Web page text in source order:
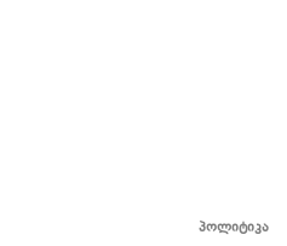
პოლიტიკა